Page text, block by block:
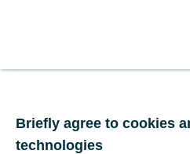
Kotzbauer
Briefly agree to cookies
technologies
Briefly agree to cookies
technologies